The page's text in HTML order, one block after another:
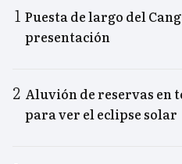
Puesta de largo del
presentación
Aluvión de reservas en
para ver el eclipse solar